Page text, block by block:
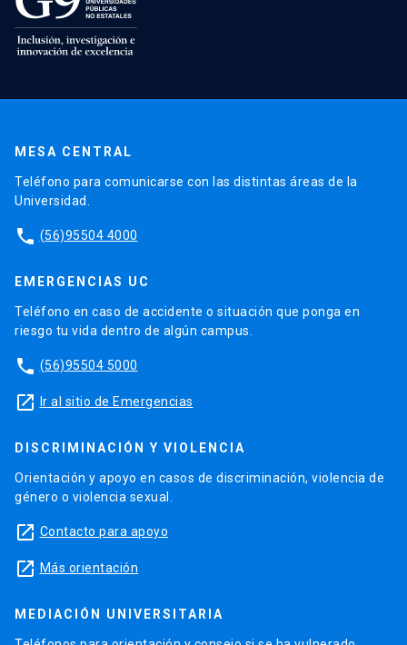
MESA CENTRAL
Teléfono para comunicarse con las distintas áreas de la
Universidad.
phone (56)95504 4000
EMERGENCIAS UC
Teléfono en caso de accidente o situación que ponga en
riesgo tu vida dentro de algún campus.
phone (56)95504 5000
launch Ir al sitio de Emergencias
DISCRIMINACIÓN Y VIOLENCIA
Orientación y apoyo en casos de discriminación, violencia de
género o violencia sexual.
launch Contacto para apoyo
launch Más orientación
MEDIACIÓN UNIVERSITARIA